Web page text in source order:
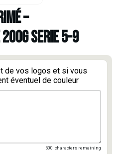
–
200G SERIE 5-9
de vos logos et si vous
éventuel de couleur
500 characters remaining